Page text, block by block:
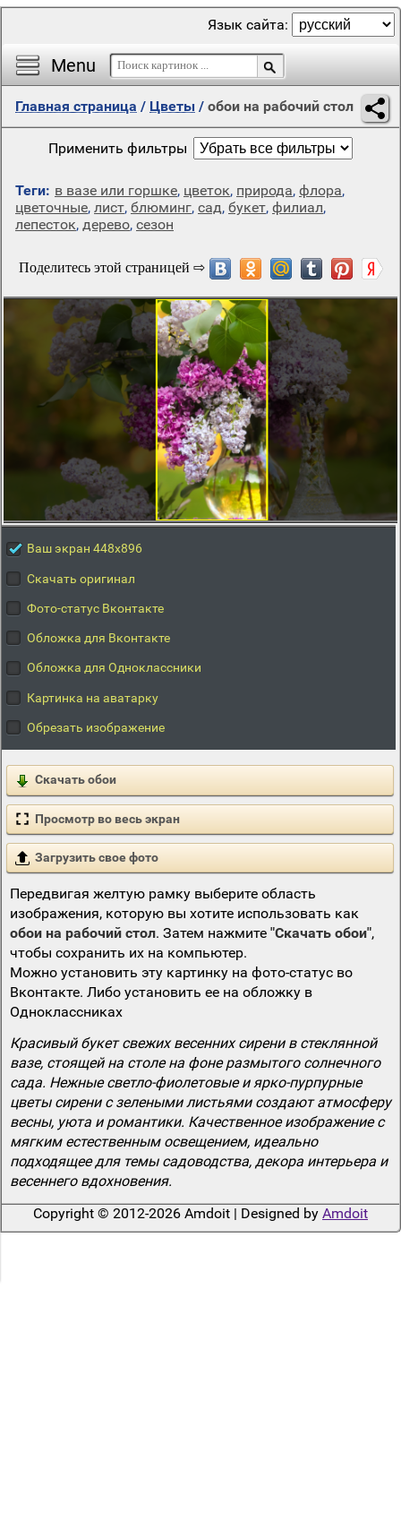
Menu
Язык сайта:
Главная страница / Цветы / обои на рабочий стол
Применить фильтры
Теги: в вазе или горшке, цветок, природа, флора,
цветочные, лист, блюминг, сад, букет, филиал,
лепесток, дерево, сезон
Ваш экран 448x896
Скачать оригинал
Фото-статус Вконтакте
Обложка для Вконтакте
Обложка для Одноклассники
Картинка на аватарку
Обрезать изображение
Скачать обои
Просмотр во весь экран
Загрузить свое фото
Передвигая желтую рамку выберите область
изображения, которую вы хотите использовать как
обои на рабочий стол. Затем нажмите "Скачать обои",
чтобы сохранить их на компьютер.
Можно установить эту картинку на фото-статус во
Вконтакте. Либо установить ее на обложку в
Одноклассниках
Красивый букет свежих весенних сирени в стеклянной
вазе, стоящей на столе на фоне размытого солнечного
сада. Нежные светло-фиолетовые и ярко-пурпурные
цветы сирени с зелеными листьями создают атмосферу
весны, уюта и романтики. Качественное изображение с
мягким естественным освещением, идеально
подходящее для темы садоводства, декора интерьера и
весеннего вдохновения.
Copyright © 2012-2026 Amdoit | Designed by Amdoit